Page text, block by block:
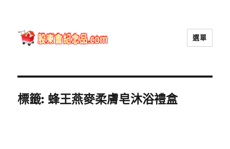
選單
標籤:蜂王燕麥柔膚皂沐浴禮盒